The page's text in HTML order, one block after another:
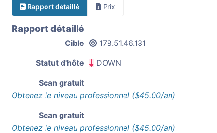
Rapport détaillé Prix
Rapport détaillé
Cible 178.51.46.131
Statut d'hôte DOWN
Scan gratuit
Obtenez le niveau professionnel ($45.00/an)
Scan gratuit
Obtenez le niveau professionnel ($45.00/an)